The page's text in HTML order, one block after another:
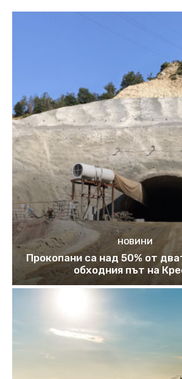
НОВИНИ
Прокопани са над 50% от
обходния път на